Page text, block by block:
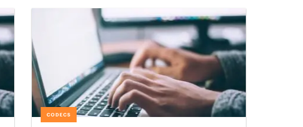
CODECS